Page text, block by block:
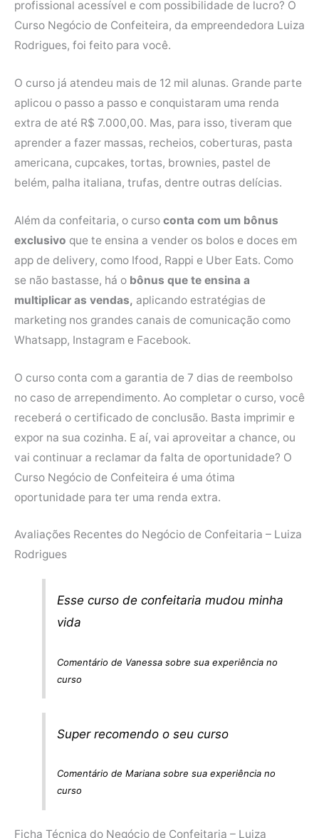
profissional acessível e com possibilidade de lucro? O
Curso Negócio de Confeiteira, da empreendedora Luiza
Rodrigues, foi feito para você.
O curso já atendeu mais de 12 mil alunas. Grande parte
aplicou o passo a passo e conquistaram uma renda
extra de até R$ 7.000,00. Mas, para isso, tiveram que
aprender a fazer massas, recheios, coberturas, pasta
americana, cupcakes, tortas, brownies, pastel de
belém, palha italiana, trufas, dentre outras delícias.
Além da confeitaria, o curso conta com um bônus
exclusivo que te ensina a vender os bolos e doces em
app de delivery, como Ifood, Rappi e Uber Eats. Como
se não bastasse, há o bônus que te ensina a
multiplicar as vendas, aplicando estratégias de
marketing nos grandes canais de comunicação como
Whatsapp, Instagram e Facebook.
O curso conta com a garantia de 7 dias de reembolso
no caso de arrependimento. Ao completar o curso, você
receberá o certificado de conclusão. Basta imprimir e
expor na sua cozinha. E aí, vai aproveitar a chance, ou
vai continuar a reclamar da falta de oportunidade? O
Curso Negócio de Confeiteira é uma ótima
oportunidade para ter uma renda extra.
Avaliações Recentes do Negócio de Confeitaria – Luiza
Rodrigues
Esse curso de confeitaria mudou minha
vida
Comentário de Vanessa sobre sua experiência no
curso
Super recomendo o seu curso
Comentário de Mariana sobre sua experiência no
curso
Ficha Técnica do Negócio de Confeitaria – Luiza